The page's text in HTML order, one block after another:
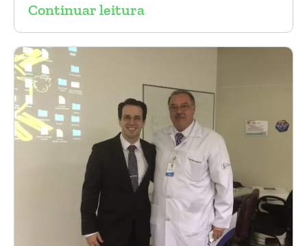
de cirurgia endovascular. O evento também
Amato e do Dr. Adnam Neser.
Continuar leitura